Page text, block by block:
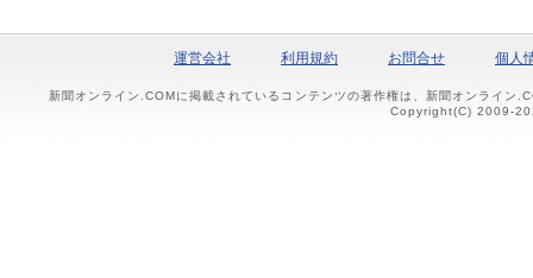
運営会社 利用規約 お問合せ 個人
新聞オンライン.COMに掲載されているコンテンツの著作権は、新聞オンライン
Copyright(C) 2009-